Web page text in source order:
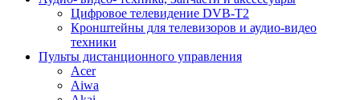
Цифровое телевидение DVB-T2
Кронштейны для телевизоров и аудио-видео
техники
Пульты дистанционного управления
Acer
Aiwa